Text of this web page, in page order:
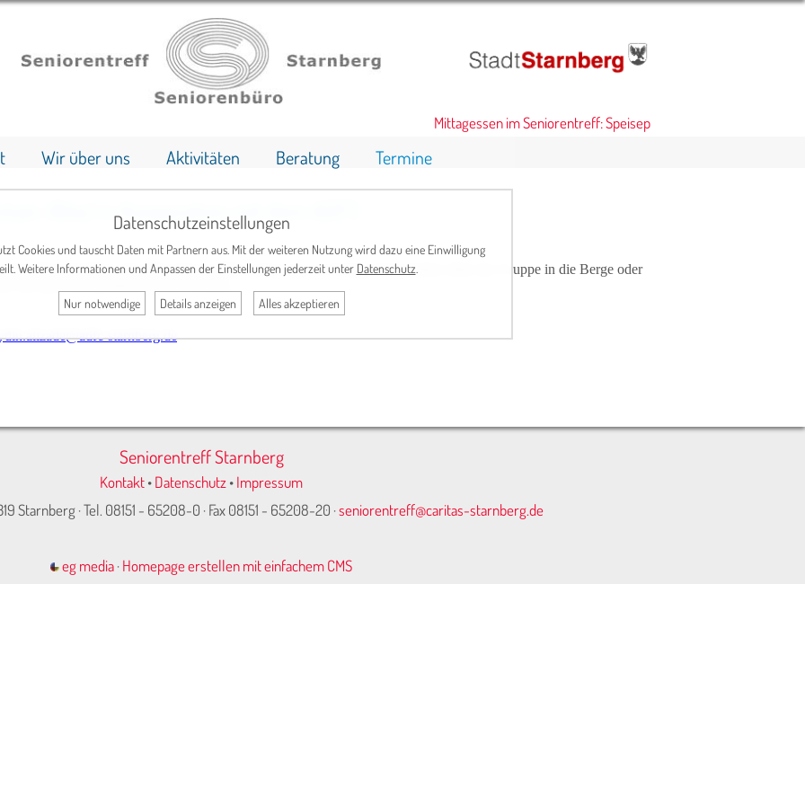
Mittagessen im Seniorentreff: Speiseplan
Wir über uns Aktivitäten Beratung Termine
Bike) in Kooperation mit dem ADFC
Mountainbike oder Mountain-E-Bike unterwegs. In Fahrgemeinschaften fährt die Gruppe in die Berge oder
eine gewisse sportliche Fitness voraus.
starnberg.de
Seniorentreff Starnberg
Kontakt•Datenschutz•Impressum
Starnberg · Tel. 08151 - 65208-0 · Fax 08151 - 65208-20 ·seniorentreff@caritas-starnberg.de
eg media·Homepage erstellen mit einfachem CMS
Datenschutzeinstellungen
Cookies und tauscht Daten mit Partnern aus. Mit der weiteren Nutzung wird dazu eine Einwilligung
Weitere Informationen und Anpassen der Einstellungen jederzeit unter Datenschutz
Nur notwendige Details anzeigen Alles akzeptieren